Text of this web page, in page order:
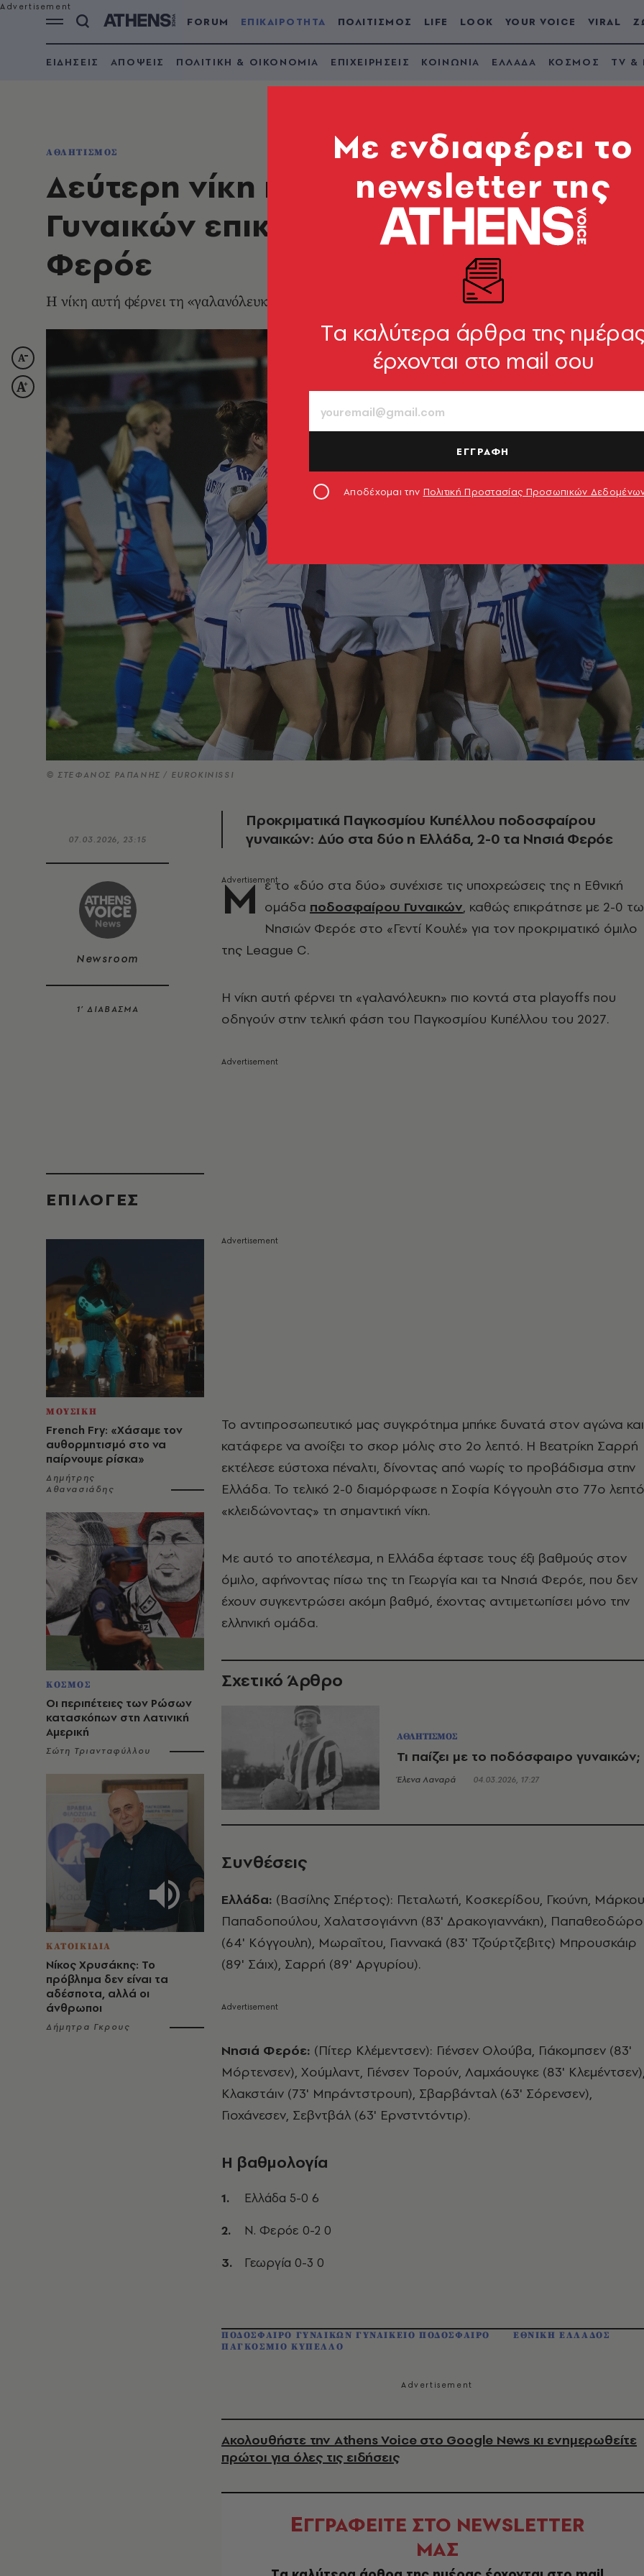
FORUM ΕΠΙΚΑΙΡΟΤΗΤΑ ΠΟΛΙΤΙΣΜΟΣ LIFE LOOK YOUR VOICE VIRAL
ΕΙΔΗΣΕΙΣ ΑΠΟΨΕΙΣ ΠΟΛΙΤΙΚΗ & ΟΙΚΟΝΟΜΙΑ ΕΠΙΧΕΙΡΗΣΕΙΣ ΚΟΙΝΩΝΙΑ ΕΛΛΑΔΑ ΚΟΣΜΟΣ TV &
ΑΘΛΗΤΙΣΜΟΣ
Δεύτερη νίκη και πρόκριση για την
Γυναικών επικρατώντας με 2-0 των
Φερόε
Η νίκη αυτή φέρνει τη «γαλανόλευκη» πιο κοντά στα playoffs του Παγκοσμίου Κυπέλλου 2027
© ΣΤΕΦΑΝΟΣ ΡΑΠΑΝΗΣ / EUROKINISSI
07.03.2026, 23:15
Newsroom
1’ ΔΙΑΒΑΣΜΑ
EΠΙΛΟΓΈΣ
ΜΟΥΣΙΚΗ
French Fry: «Χάσαμε τον
αυθορμητισμό στο να
παίρνουμε ρίσκα»
Δημήτρης
Αθανασιάδης
ΚΟΣΜΟΣ
Οι περιπέτειες των Ρώσων
κατασκόπων στη Λατινική
Αμερική
Σώτη Τριανταφύλλου
ΚΑΤΟΙΚΙΔΙΑ
Νίκος Χρυσάκης: Το
πρόβλημα δεν είναι τα
αδέσποτα, αλλά οι
άνθρωποι
Δήμητρα Γκρους
Προκριματικά Παγκοσμίου Κυπέλλου ποδοσφαίρου
γυναικών: Δύο στα δύο η Ελλάδα, 2-0 τα Νησιά Φερόε
Μ ε το «δύο στα δύο» συνέχισε τις υποχρεώσεις της η Εθνική
ομάδα ποδοσφαίρου Γυναικών, καθώς επικράτησε με 2-0
Νησιών Φερόε στο «Γεντί Κουλέ» για τον προκριματικό όμιλο
της League C.
Η νίκη αυτή φέρνει τη «γαλανόλευκη» πιο κοντά στα playoffs που
οδηγούν στην τελική φάση του Παγκοσμίου Κυπέλλου του 2027.
Το αντιπροσωπευτικό μας συγκρότημα μπήκε δυνατά στον αγώνα και
κατάφερε να ανοίξει το σκορ μόλις στο 2ο λεπτό. Η Βεατρίκη Σαρρή
εκτέλεσε εύστοχα πέναλτι, δίνοντας από νωρίς το προβάδισμα στην
Ελλάδα. Το τελικό 2-0 διαμόρφωσε η Σοφία Κόγγουλη στο 77ο
«κλειδώνοντας» τη σημαντική νίκη.
Με αυτό το αποτέλεσμα, η Ελλάδα έφτασε τους έξι βαθμούς στον
όμιλο, αφήνοντας πίσω της τη Γεωργία και τα Νησιά Φερόε, που δεν
έχουν συγκεντρώσει ακόμη βαθμό, έχοντας αντιμετωπίσει μόνο την
ελληνική ομάδα.
Σχετικό Άρθρο
ΑΘΛΗΤΙΣΜΟΣ
Τι παίζει με το ποδόσφαιρο γυναικών;
Έλενα Λαναρά 04.03.2026, 17:27
Συνθέσεις
Ελλάδα: (Βασίλης Σπέρτος): Πεταλωτή, Κοσκερίδου, Γκούνη,
Παπαδοπούλου, Χαλατσογιάννη (83' Δρακογιαννάκη),
(64' Κόγγουλη), Μωραΐτου, Γιαννακά (83' Τζούρτζεβιτς) Μπρουσκάιρ
(89' Σάιχ), Σαρρή (89' Αργυρίου).
Νησιά Φερόε: (Πίτερ Κλέμεντσεν): Γιένσεν Ολούβα, Γιάκομπσεν (83'
Μόρτενσεν), Χούμλαντ, Γιένσεν Τορούν, Λαμχάουγκε (83'
Κλακστάιν (73' Μπράντστρουπ), Σβαρβάνταλ (63' Σόρενσεν),
Γιοχάνεσεν, Σεβντβάλ (63' Ερνστντόντιρ).
Η βαθμολογία
Ελλάδα 5-0 6
Ν. Φερόε 0-2 0
Γεωργία 0-3 0
ΠΟΔΟΣΦΑΙΡΟ ΓΥΝΑΙΚΩΝ ΓΥΝΑΙΚΕΙΟ ΠΟΔΟΣΦΑΙΡΟ
ΕΘΝΙΚΗ ΕΛΛΑΔΟΣ
ΠΑΓΚΟΣΜΙΟ ΚΥΠΕΛΛΟ
Ακολουθήστε την Athens Voice στο Google News κι ενημερωθείτε
πρώτοι για όλες τις ειδήσεις
ΕΓΓΡΑΦΕΙΤΕ ΣΤΟ NEWSLETTER
ΜΑΣ
Mε ενδιαφέρει το
newsletter της
Tα καλύτερα άρθρα της
έρχονται στο mail σου
ΕΓΓΡΑΦΗ
Αποδέχομαι την Πολιτική Προστασίας Προσωπικών